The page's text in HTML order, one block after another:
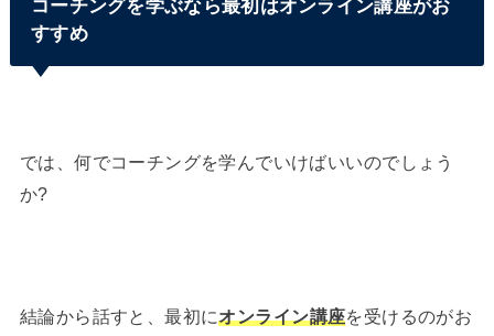
コーチングを学ぶなら最初はオンライン講座がお
すすめ
では、何でコーチングを学んでいけばいいのでしょう
か?
結論から話すと、最初にオンライン講座を受けるのがお